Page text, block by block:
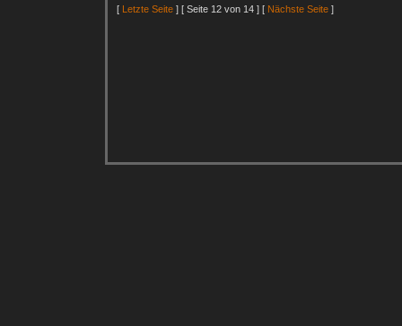
[ Letzte Seite ] [ Seite 12 von 14 ] [ Nächste Seite ]